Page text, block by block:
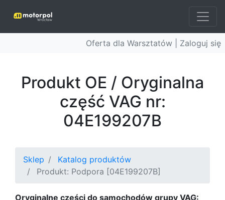
Oferta dla Warsztatów | Zaloguj się
Produkt OE / Oryginalna
część VAG nr:
04E199207B
Sklep
Katalog produktów
Produkt: Podpora [04E199207B]
Oryginalne części do samochodów grupy VAG: